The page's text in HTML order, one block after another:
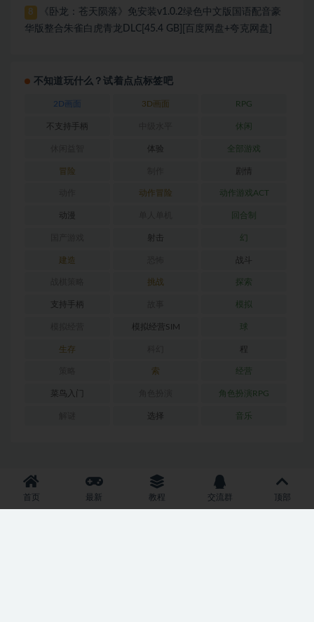
8
《卧龙：苍天陨落》免安装v1.0.2绿色中文版国语配音豪
华版整合朱雀白虎青龙DLC[45.4 GB][百度网盘+夸克网盘]
不知道玩什么？试着点点标签吧
2D画面 3D画面 RPG
不支持手柄 休闲
体验 全部游戏
冒险 剧情
动作冒险 动作游戏ACT
动漫 回合制
射击 幻
建造 战斗
挑战 探索
支持手柄 模拟
模拟经营SIM 球
生存 程
索 经营
菜鸟入门 角色扮演RPG
选择 音乐
本站所有资源来源均来自网络分享，所有资源均免费提供给会员进行学习研究
首页 最新 教程 交流群 顶部